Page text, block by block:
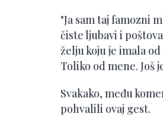
"Ja sam taj famozni
čiste ljubavi i
želju koju je imala
Toliko od mene. Još
Svakako, među
pohvalili ovaj gest.